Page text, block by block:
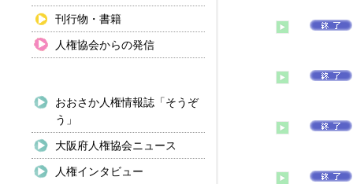
刊行物・書籍
人権協会からの発信
おおさか人権情報誌「そうぞ
う」
大阪府人権協会ニュース
人権インタビュー